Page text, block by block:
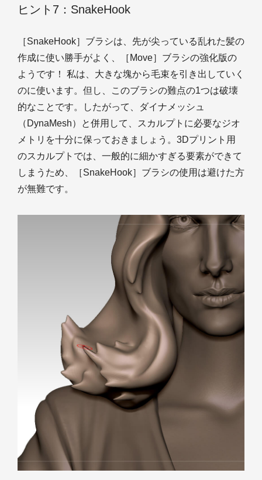
ヒント7：SnakeHook
［SnakeHook］ブラシは、先が尖っている乱れた髪の
作成に使い勝手がよく、［Move］ブラシの強化版の
ようです！ 私は、大きな塊から毛束を引き出していく
のに使います。但し、このブラシの難点の1つは破壊
的なことです。したがって、ダイナメッシュ
（DynaMesh）と併用して、スカルプトに必要なジオ
メトリを十分に保っておきましょう。3Dプリント用
のスカルプトでは、一般的に細かすぎる要素ができて
しまうため、［SnakeHook］ブラシの使用は避けた方
が無難です。